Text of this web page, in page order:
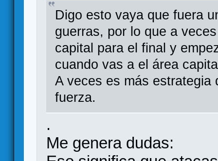
Digo esto vaya que fuera
guerras, por lo que a
capital para el final y
cuando vas a el área
A veces es más estrategia
fuerza.
.
Me genera dudas: